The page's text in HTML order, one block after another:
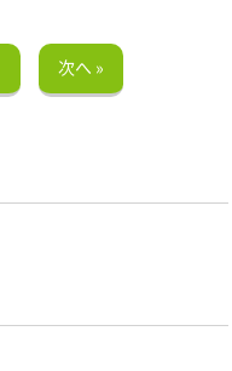
次へ »